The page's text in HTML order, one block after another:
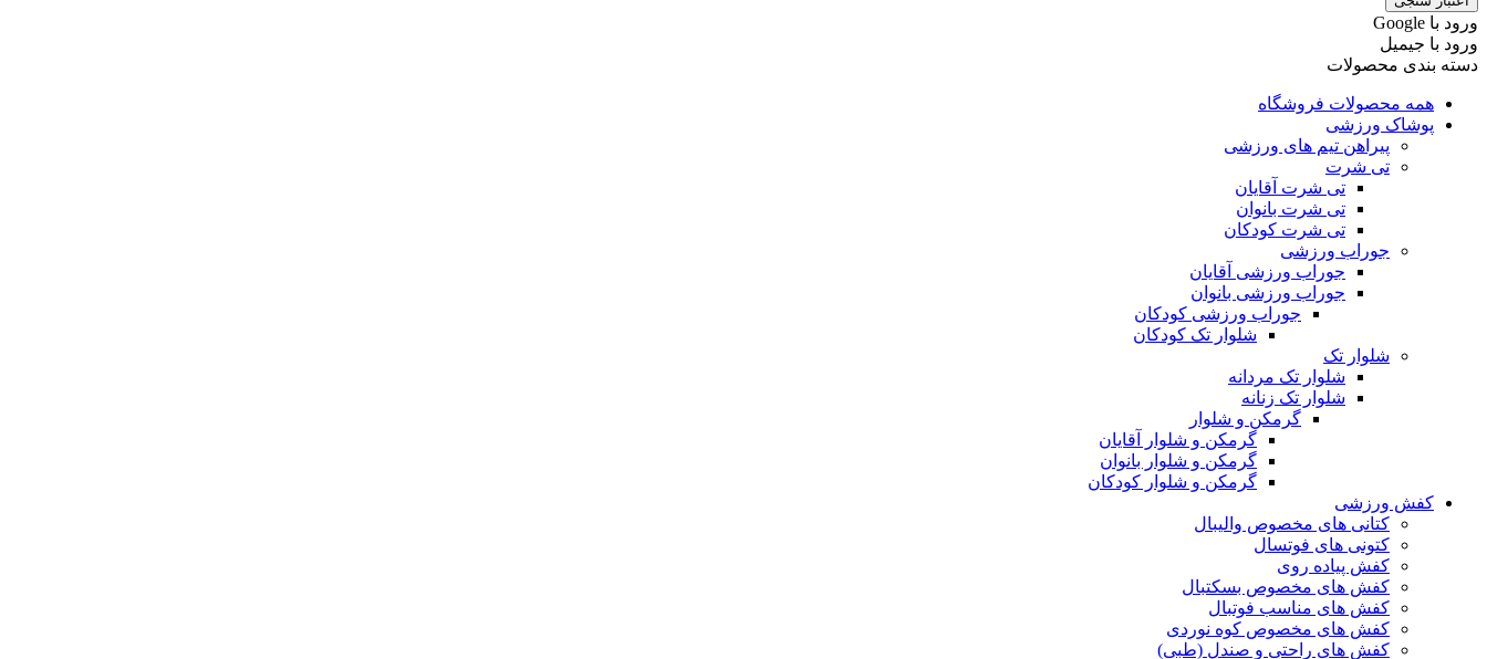
ورود با ‫Google
ورود با جیمیل
دسته بندی محصولات
همه محصولات فروشگاه
پوشاک ورزشی
پیراهن تیم های ورزشی
تی شرت
تی شرت آقایان
تی شرت بانوان
تی شرت کودکان
جوراب ورزشی
جوراب ورزشی آقایان
جوراب ورزشی بانوان
جوراب ورزشی کودکان
شلوار تک کودکان
شلوار تک
شلوار تک مردانه
شلوار تک زنانه
گرمکن و شلوار
گرمکن و شلوار آقایان
گرمکن و شلوار بانوان
گرمکن و شلوار کودکان
کفش ورزشی
کتانی های مخصوص والیبال
کتونی های فوتسال
کفش پیاده روی
کفش های مخصوص بسکتبال
کفش های مناسب فوتبال
کفش های مخصوص کوه نوردی
کفش های راحتی و صندل (طبی)